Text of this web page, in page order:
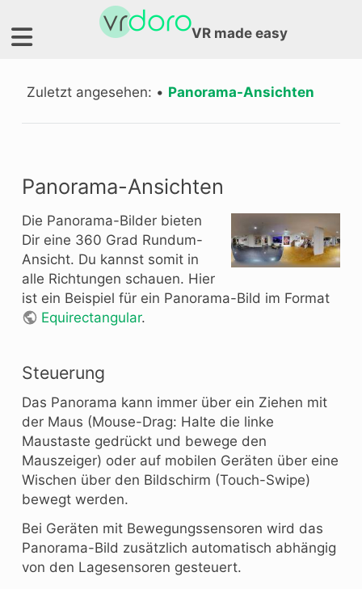
VR made easy
Zuletzt angesehen: • Panorama-Ansichten
Panorama-Ansichten
Die Panorama-Bilder bieten
Dir eine 360 Grad Rundum-
Ansicht. Du kannst somit in
alle Richtungen schauen. Hier
ist ein Beispiel für ein Panorama-Bild im Format
Equirectangular.
Steuerung
Das Panorama kann immer über ein Ziehen mit
der Maus (Mouse-Drag: Halte die linke
Maustaste gedrückt und bewege den
Mauszeiger) oder auf mobilen Geräten über eine
Wischen über den Bildschirm (Touch-Swipe)
bewegt werden.
Bei Geräten mit Bewegungssensoren wird das
Panorama-Bild zusätzlich automatisch abhängig
von den Lagesensoren gesteuert.